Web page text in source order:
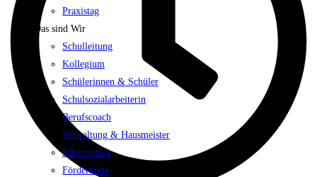
Praxistag
Das sind Wir
Schulleitung
Kollegium
Schülerinnen & Schüler
Schulsozialarbeiterin
Berufscoach
Verwaltung & Hausmeister
Elternschaft
Förderkreis